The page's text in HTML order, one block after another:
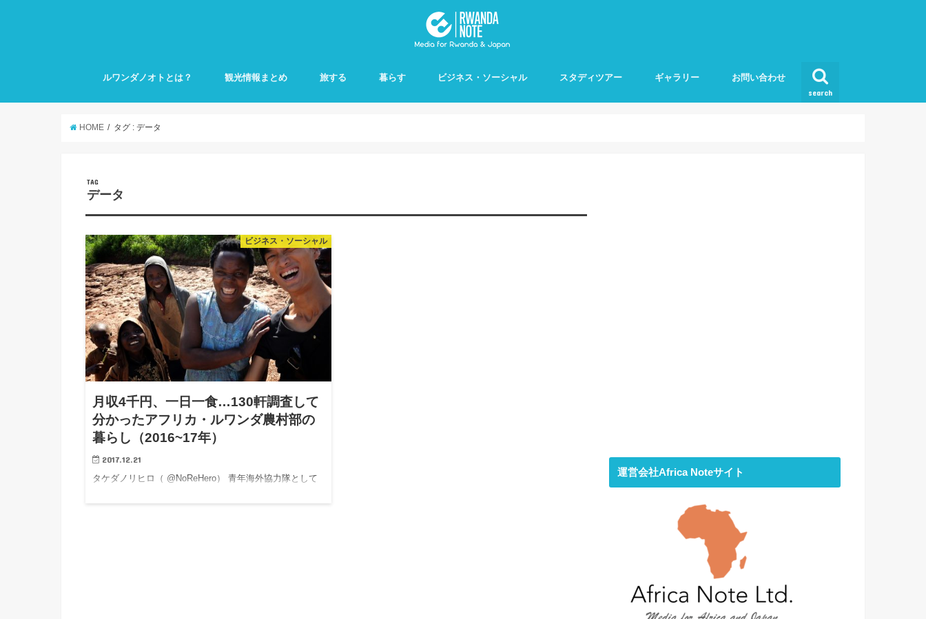
search
ルワンダノオトとは？ 観光情報まとめ 旅する 暮らす ビジネス・ソーシャル スタディツアー ギャラリー お問い合わせ
HOME タグ : データ
TAG
データ
ビジネス・ソーシャル
月収4千円、一日一食…130軒調査して
分かったアフリカ・ルワンダ農村部の
暮らし（2016~17年）
2017.12.21
タケダノリヒロ（ @NoReHero） 青年海外協力隊として
運営会社Africa Noteサイト